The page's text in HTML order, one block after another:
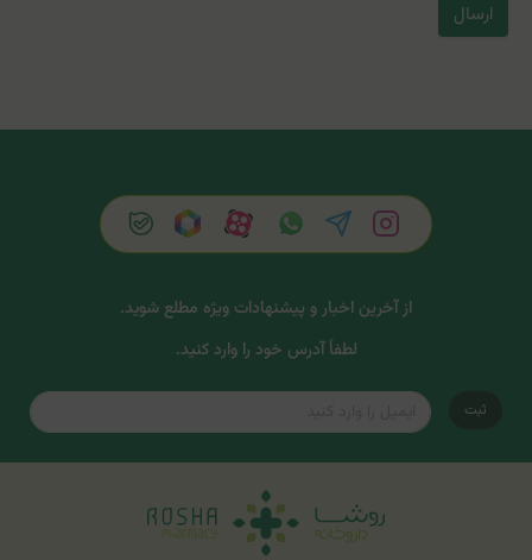
ارسال
از آخرین اخبار و پیشنهادات ویژه مطلع شوید.
لطفاً آدرس خود را وارد کنید.
ثبت